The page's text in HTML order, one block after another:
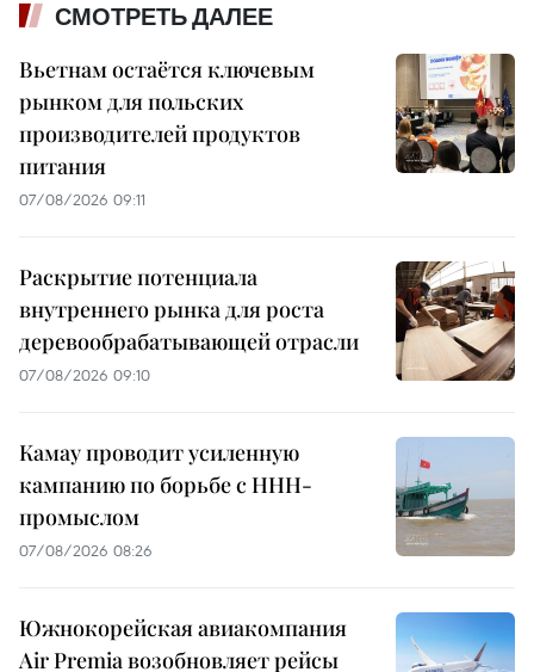
СМОТРЕТЬ ДАЛЕЕ
Вьетнам остаётся ключевым
рынком для польских
производителей продуктов
питания
07/08/2026 09:11
Раскрытие потенциала
внутреннего рынка для роста
деревообрабатывающей отрасли
07/08/2026 09:10
Камау проводит усиленную
кампанию по борьбе с ННН-
промыслом
07/08/2026 08:26
Южнокорейская авиакомпания
Air Premia возобновляет рейсы